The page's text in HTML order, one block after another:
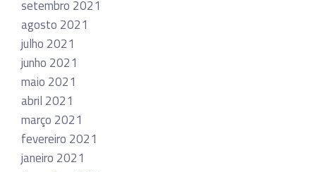
setembro 2021
agosto 2021
julho 2021
junho 2021
maio 2021
abril 2021
março 2021
fevereiro 2021
janeiro 2021